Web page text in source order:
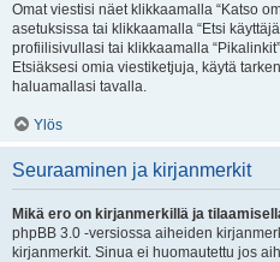
Omat viestisi näet klikkaamalla “Katso
asetuksissa tai klikkaamalla “Etsi
profiilisivullasi tai klikkaamalla
Etsiäksesi omia viestiketjuja, käytä
haluamallasi tavalla.
Ylös
Seuraaminen ja kirjanmerkit
Mikä ero on kirjanmerkillä ja
phpBB 3.0 -versiossa aiheiden
kirjanmerkit. Sinua ei huomautettu jos